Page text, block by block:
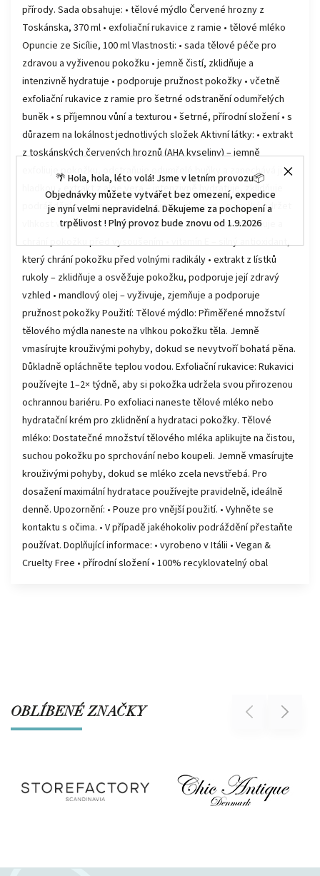
🌴 Hola, hola, léto volá! Jsme v letním provozu📦
Objednávky můžete vytvářet bez omezení, expedice
je nyní velmi nepravidelná. Děkujeme za pochopení a
trpělivost ! Plný provoz bude znovu od 1.9.2026
přírody. Sada obsahuje: • tělové mýdlo Červené hrozny z
Toskánska, 370 ml • exfoliační rukavice z ramie • tělové mléko
Opuncie ze Sicílie, 100 ml Vlastnosti: • sada tělové péče pro
zdravou a vyživenou pokožku • jemně čistí, zklidňuje a
intenzivně hydratuje • podporuje pružnost pokožky • včetně
exfoliační rukavice z ramie pro šetrné odstranění odumřelých
buněk • s příjemnou vůní a texturou • šetrné, přírodní složení • s
důrazem na lokálnost jednotlivých složek Aktivní látky: • extrakt
z toskánských červených hroznů (AHA kyseliny) – jemně
exfoliuje pokožku, odstraňuje odumřelé buňky a zanechává ji
hladkou • extrakt z aloe vera – intenzivně hydratuje, zklidňuje
podráždění a podporuje regeneraci • glycerin – pomáhá udržet
vlhkost v pokožce • extrakt z opuncie – hydratuje, zklidňuje a
chrání pokožku před vysoušením • vitamín E – silný antioxidant,
který chrání pokožku před volnými radikály • extrakt z lístků
rukoly – zklidňuje a osvěžuje pokožku, podporuje její zdravý
vzhled • mandlový olej – vyživuje, zjemňuje a podporuje
pružnost pokožky Použití: Tělové mýdlo: Přiměřené množství
tělového mýdla naneste na vlhkou pokožku těla. Jemně
vmasírujte krouživými pohyby, dokud se nevytvoří bohatá pěna.
Důkladně opláchněte teplou vodou. Exfoliační rukavice: Rukavici
používejte 1–2× týdně, aby si pokožka udržela svou přirozenou
ochrannou bariéru. Po exfoliaci naneste tělové mléko nebo
hydratační krém pro zklidnění a hydrataci pokožky. Tělové
mléko: Dostatečné množství tělového mléka aplikujte na čistou,
suchou pokožku po sprchování nebo koupeli. Jemně vmasírujte
krouživými pohyby, dokud se mléko zcela nevstřebá. Pro
dosažení maximální hydratace používejte pravidelně, ideálně
denně. Upozornění: • Pouze pro vnější použití. • Vyhněte se
kontaktu s očima. • V případě jakéhokoliv podráždění přestaňte
používat. Doplňující informace: • vyrobeno v Itálii • Vegan &
Cruelty Free • přírodní složení • 100% recyklovatelný obal
OBLÍBENÉ ZNAČKY Previous Next